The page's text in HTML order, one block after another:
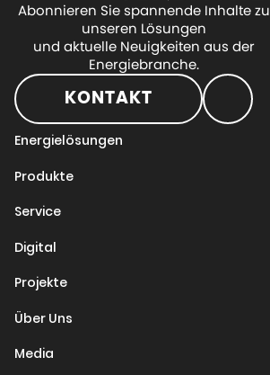
Abonnieren Sie spannende Inhalte zu
unseren Lösungen
und aktuelle Neuigkeiten aus der
Energiebranche.
KONTAKT
Energielösungen
Produkte
Service
Digital
Projekte
Über Uns
Media